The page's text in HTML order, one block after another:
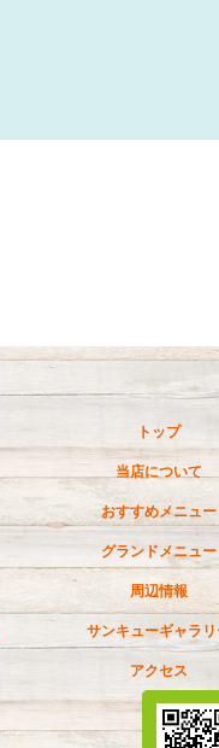
トップ
当店について
おすすめメニュー
グランドメニュー
周辺情報
サンキューギャラ
アクセス